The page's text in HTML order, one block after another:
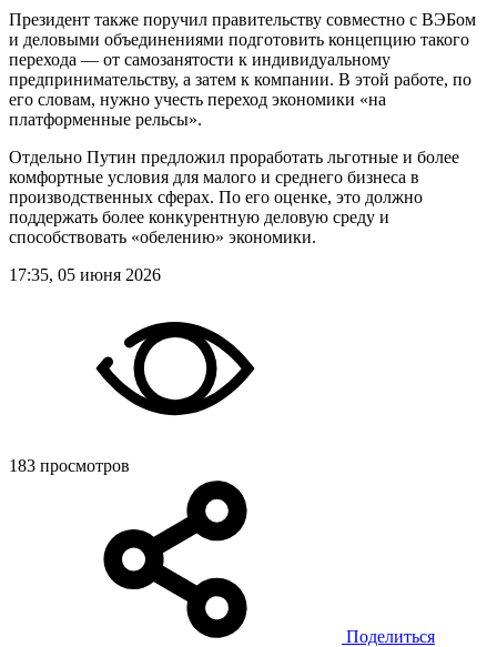
Президент также поручил правительству совместно с ВЭБом
и деловыми объединениями подготовить концепцию такого
перехода — от самозанятости к индивидуальному
предпринимательству, а затем к компании. В этой работе, по
его словам, нужно учесть переход экономики «на
платформенные рельсы».
Отдельно Путин предложил проработать льготные и более
комфортные условия для малого и среднего бизнеса в
производственных сферах. По его оценке, это должно
поддержать более конкурентную деловую среду и
способствовать «обелению» экономики.
17:35, 05 июня 2026
183 просмотров
Поделиться